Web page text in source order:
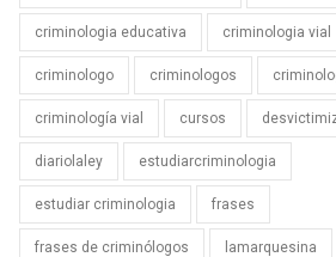
criminologia educativa criminologia vial
criminologo criminologos
criminología vial cursos
diariolaley estudiarcriminologia
estudiar criminologia frases
frases de criminólogos lamarquesina